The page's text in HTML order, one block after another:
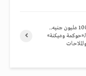
بتكلفة 100 مليون جنيه..
وميكنة»